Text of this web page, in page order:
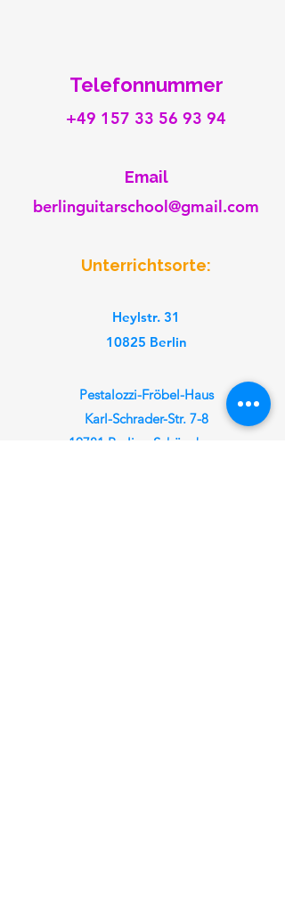
Telefonnummer
+49 157 33 56 93 94
​Email
berlinguitarschool@gmail.com
Unterrichtsorte:
Heylstr. 31
10825 Berlin
Pestalozzi-Fröbel-Haus
Karl-Schrader-Str. 7-8
10781 Berlin - Schöneberg